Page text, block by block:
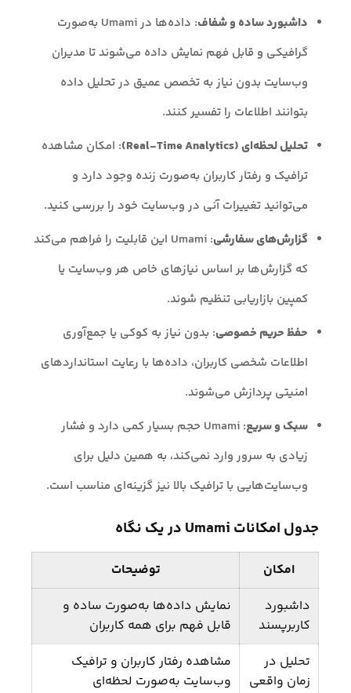
داشبورد ساده و شفاف
: داده‌ها در Umami به‌صورت
گرافیکی و قابل فهم نمایش داده می‌شوند تا مدیران
وب‌سایت بدون نیاز به تخصص عمیق در تحلیل داده
بتوانند اطلاعات را تفسیر کنند.
تحلیل لحظه‌ای (Real-Time Analytics)
: امکان مشاهده
ترافیک و رفتار کاربران به‌صورت زنده وجود دارد و
می‌توانید تغییرات آنی در وب‌سایت خود را بررسی کنید.
گزارش‌های سفارشی
: Umami این قابلیت را فراهم می‌کند
که گزارش‌ها بر اساس نیازهای خاص هر وب‌سایت یا
کمپین بازاریابی تنظیم شوند.
حفظ حریم خصوصی: بدون نیاز به کوکی یا جمع‌آوری
اطلاعات شخصی کاربران، داده‌ها با رعایت استانداردهای
امنیتی پردازش می‌شوند.
سبک و سریع
: Umami حجم بسیار کمی دارد و فشار
زیادی به سرور وارد نمی‌کند، به همین دلیل برای
وب‌سایت‌هایی با ترافیک بالا نیز گزینه‌ای مناسب است.
جدول امکانات Umami در یک نگاه
امکان
توضیحات
داشبورد
کاربرپسند
نمایش داده‌ها به‌صورت ساده و
قابل فهم برای همه کاربران
تحلیل در
زمان واقعی
مشاهده رفتار کاربران و ترافیک
وب‌سایت به‌صورت لحظه‌ای